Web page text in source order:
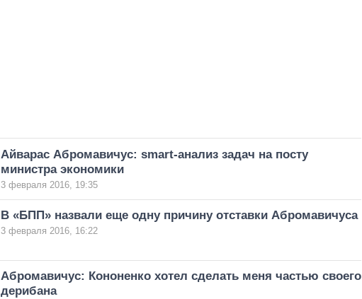
Айварас Абромавичус: smart-анализ задач на посту
министра экономики
3 февраля 2016, 19:35
В «БПП» назвали еще одну причину отставки Абромавичуса
3 февраля 2016, 16:22
Абромавичус: Кононенко хотел сделать меня частью своего
дерибана